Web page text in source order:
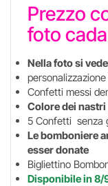
Prezzo
foto
Nella foto si
Confetti messi
Colore dei
5 Confetti senza
Le bomboniere
esser donate
Bigliettino
Disponibile in 8/